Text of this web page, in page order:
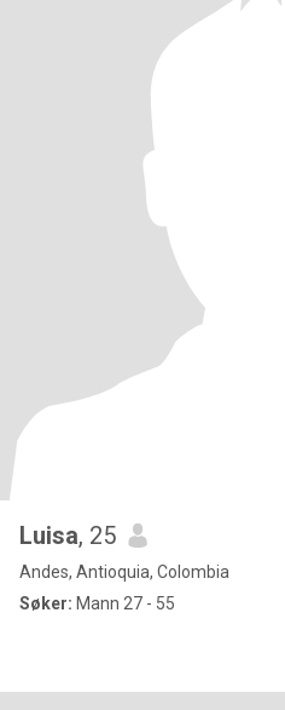
Luisa, 25
Andes, Antioquia, Colombia
Søker: Mann 27 - 55